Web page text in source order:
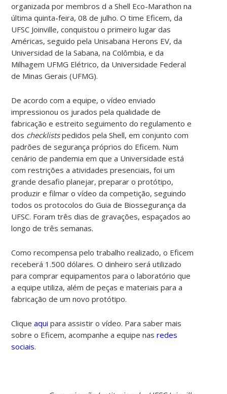
organizada por membros d a Shell Eco-Marathon na
última quinta-feira, 08 de julho. O time Eficem, da
UFSC Joinville, conquistou o primeiro lugar das
Américas, seguido pela Unisabana Herons EV, da
Universidad de la Sabana, na Colômbia, e da
Milhagem UFMG Elétrico, da Universidade Federal
de Minas Gerais (UFMG).
De acordo com a equipe, o vídeo enviado
impressionou os jurados pela qualidade de
fabricação e estreito seguimento do regulamento e
dos checklistspedidos pela Shell, em conjunto com
padrões de segurança próprios do Eficem. Num
cenário de pandemia em que a Universidade está
com restrições a atividades presenciais, foi um
grande desafio planejar, preparar o protótipo,
produzir e filmar o vídeo da competição, seguindo
todos os protocolos do Guia de Biossegurança da
UFSC. Foram três dias de gravações, espaçados ao
longo de três semanas.
Como recompensa pelo trabalho realizado, o Eficem
receberá 1.500 dólares. O dinheiro será utilizado
paracomprar equipamentos para o laboratório que
a equipe utiliza, além de peças e materiais para a
fabricação de um novo protótipo.
Cliqueaqui para assistir o vídeo. Para saber mais
sobre o Eficem, acompanhe a equipe nasredes
sociais.